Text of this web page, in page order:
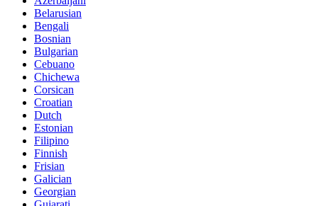
Belarusian
Bengali
Bosnian
Bulgarian
Cebuano
Chichewa
Corsican
Croatian
Dutch
Estonian
Filipino
Finnish
Frisian
Galician
Georgian